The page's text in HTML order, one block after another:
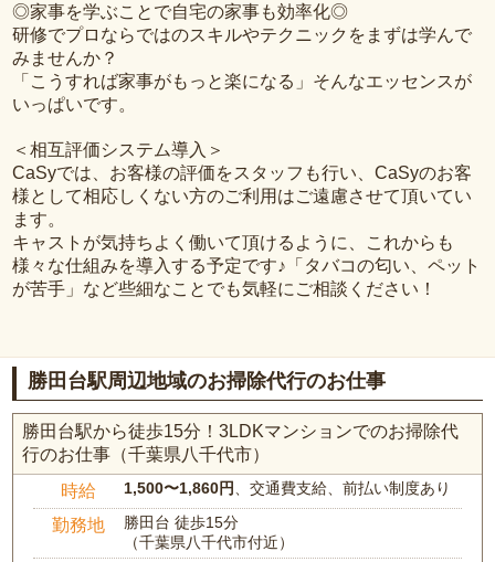
◎家事を学ぶことで自宅の家事も効率化◎
研修でプロならではのスキルやテクニックをまずは学んで
みませんか？
「こうすれば家事がもっと楽になる」そんなエッセンスが
いっぱいです。
＜相互評価システム導入＞
CaSyでは、お客様の評価をスタッフも行い、CaSyのお客
様として相応しくない方のご利用はご遠慮させて頂いてい
ます。
キャストが気持ちよく働いて頂けるように、これからも
様々な仕組みを導入する予定です♪「タバコの匂い、ペット
が苦手」など些細なことでも気軽にご相談ください！
勝田台駅周辺地域のお掃除代行のお仕事
勝田台駅から徒歩15分！3LDKマンションでのお掃除代
行のお仕事（千葉県八千代市）
時給 1,500〜1,860円、交通費支給、前払い制度あり
勤務地
勝田台 徒歩15分
（千葉県八千代市付近）